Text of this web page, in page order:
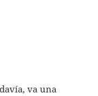
va una